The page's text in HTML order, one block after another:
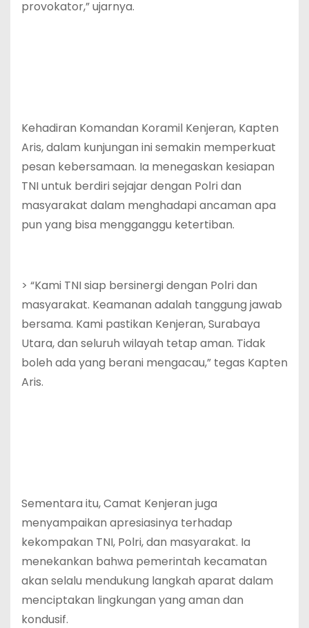
provokator,” ujarnya.
Kehadiran Komandan Koramil Kenjeran, Kapten
Aris, dalam kunjungan ini semakin memperkuat
pesan kebersamaan. Ia menegaskan kesiapan
TNI untuk berdiri sejajar dengan Polri dan
masyarakat dalam menghadapi ancaman apa
pun yang bisa mengganggu ketertiban.
> “Kami TNI siap bersinergi dengan Polri dan
masyarakat. Keamanan adalah tanggung jawab
bersama. Kami pastikan Kenjeran, Surabaya
Utara, dan seluruh wilayah tetap aman. Tidak
boleh ada yang berani mengacau,” tegas Kapten
Aris.
Sementara itu, Camat Kenjeran juga
menyampaikan apresiasinya terhadap
kekompakan TNI, Polri, dan masyarakat. Ia
menekankan bahwa pemerintah kecamatan
akan selalu mendukung langkah aparat dalam
menciptakan lingkungan yang aman dan
kondusif.